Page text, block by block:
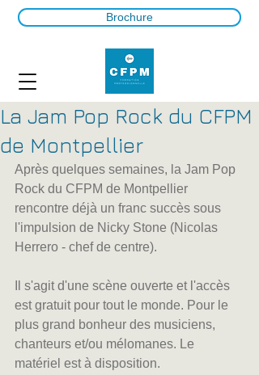
Brochure
La Jam Pop Rock du CFPM
de Montpellier
Après quelques semaines, la Jam Pop
Rock du CFPM de Montpellier
rencontre déjà un franc succès sous
l'impulsion de Nicky Stone (Nicolas
Herrero - chef de centre).
Il s'agit d'une scène ouverte et l'accès
est gratuit pour tout le monde. Pour le
plus grand bonheur des musiciens,
chanteurs et/ou mélomanes. Le
matériel est à disposition.